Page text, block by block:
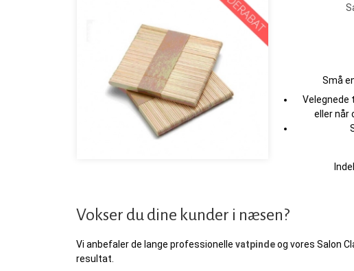
Små
Velegnede
eller når
Vokser du dine kunder i næsen?
Vi anbefaler de lange professionelle vatpindeog vores Salon
resultat.